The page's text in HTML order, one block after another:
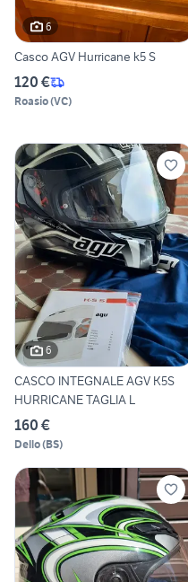
6
Casco AGV Hurricane k5 S
120 €
Roasio(VC)
6
CASCO INTEGNALE AGV K5S
HURRICANE TAGLIA L
160 €
Dello(BS)